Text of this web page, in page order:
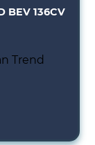
BEV 136CV